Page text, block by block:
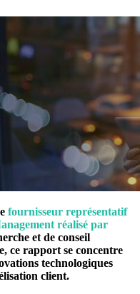
fournisseur représentatif
réalisé par
et de conseil
ce rapport se concentre
technologiques
client.